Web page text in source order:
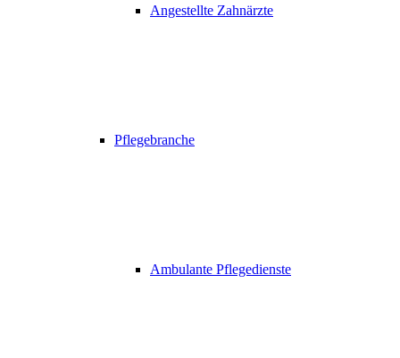
Angestellte Zahnärzte
Pflegebranche
Ambulante Pflegedienste